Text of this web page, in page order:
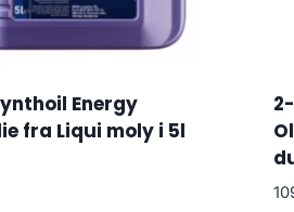
Energy
fra Liqui moly i 5l